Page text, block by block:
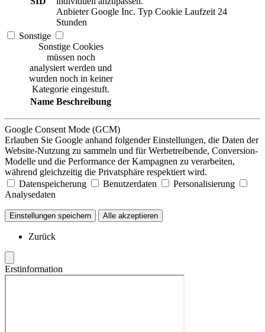
Anbieter Google Inc. Typ Cookie Laufzeit 24
Stunden
Sonstige
Sonstige Cookies
müssen noch
analysiert werden und
wurden noch in keiner
Kategorie eingestuft.
Name Beschreibung
Google Consent Mode (GCM)
Erlauben Sie Google anhand folgender Einstellungen, die Daten der
Website-Nutzung zu sammeln und für Werbetreibende, Conversion-
Modelle und die Performance der Kampagnen zu verarbeiten,
während gleichzeitig die Privatsphäre respektiert wird.
Datenspeicherung
Benutzerdaten
Personalisierung
Analysedaten
Einstellungen speichern Alle akzeptieren
Zurück
Erstinformation